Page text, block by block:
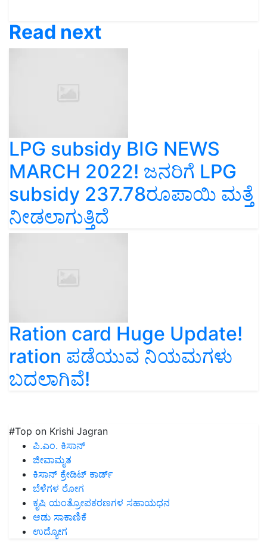
Read next
LPG subsidy BIG NEWS
MARCH 2022! ಜನರಿಗೆ LPG
subsidy 237.78ರೂಪಾಯಿ ಮತ್ತೆ
ನೀಡಲಾಗುತ್ತಿದೆ
Ration card Huge Update!
ration ಪಡೆಯುವ ನಿಯಮಗಳು
ಬದಲಾಗಿವೆ!
#Top on Krishi Jagran
ಪಿ.ಎಂ. ಕಿಸಾನ್
ಜೀವಾಮೃತ
ಕಿಸಾನ್ ಕ್ರೇಡಿಟ್ ಕಾರ್ಡ್
ಬೆಳೆಗಳ ರೋಗ
ಕೃಷಿ ಯಂತ್ರೋಪಕರಣಗಳ ಸಹಾಯಧನ
ಆಡು ಸಾಕಾಣಿಕೆ
ಉದ್ಯೋಗ